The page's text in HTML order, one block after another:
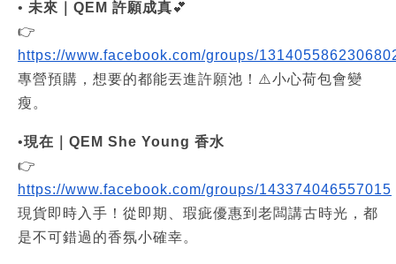
• 未來｜QEM 許願成真💕
https://www.facebook.com/groups/
專營預購，想要的都能丟進許願池！⚠️小心荷包會變
瘦。
•現在｜QEM She Young 香水
https://www.facebook.com/groups/143374046557015
現貨即時入手！從即期、瑕疵優惠到老闆講古時光，都
是不可錯過的香氛小確幸。